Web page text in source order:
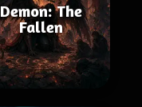
Demon: The
Fallen